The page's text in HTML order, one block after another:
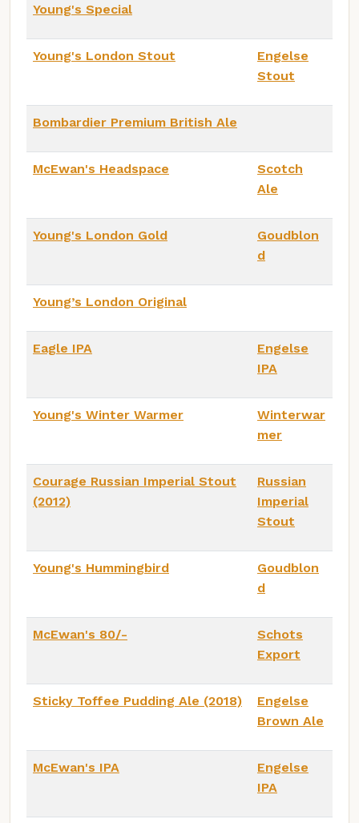
Young's Special
Young's London Stout
Engelse
Stout
Bombardier Premium British Ale
McEwan's Headspace
Scotch
Ale
Young's London Gold
Goudblon
d
Young’s London Original
Eagle IPA
Engelse
IPA
Young's Winter Warmer
Winterwar
mer
Courage Russian Imperial Stout
(2012)
Russian
Imperial
Stout
Young's Hummingbird
Goudblon
d
McEwan's 80/-
Schots
Export
Sticky Toffee Pudding Ale (2018)
Engelse
Brown Ale
McEwan's IPA
Engelse
IPA